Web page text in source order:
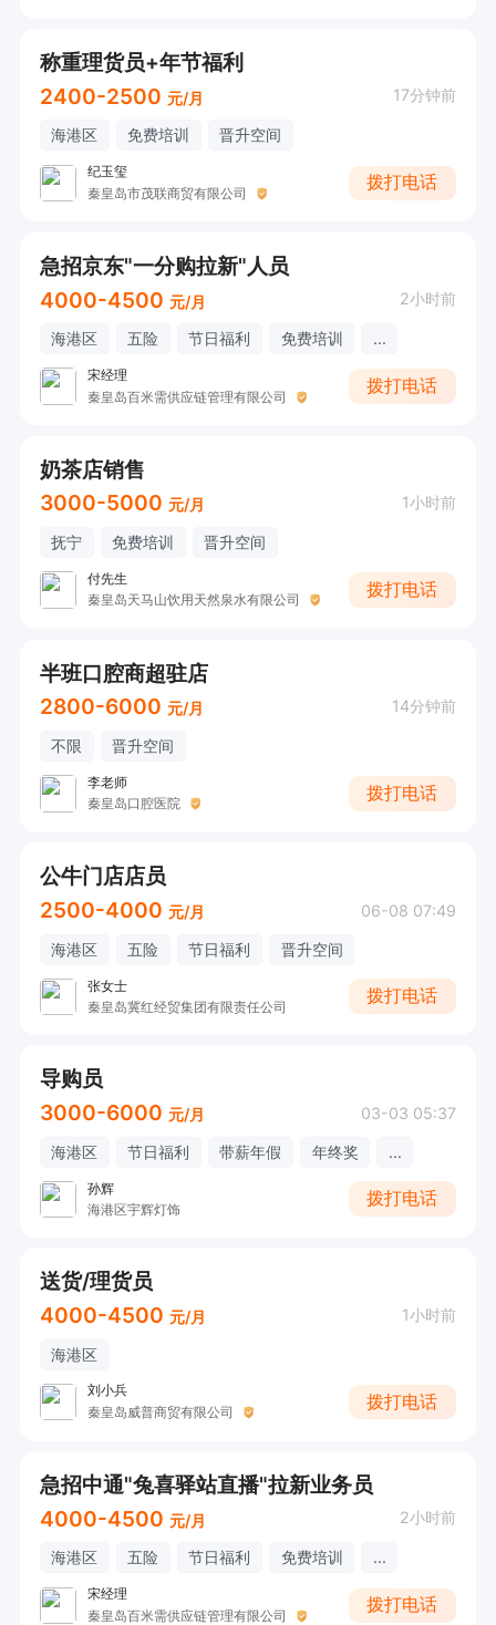
称重理货员+年节福利
2400-2500 元/月 17分钟前
海港区 免费培训 晋升空间
纪玉玺
秦皇岛市茂联商贸有限公司
拨打电话
急招京东"一分购拉新"人员
4000-4500 元/月 2小时前
海港区 五险 节日福利 免费培训 ...
宋经理
秦皇岛百米需供应链管理有限公司
拨打电话
奶茶店销售
3000-5000 元/月 1小时前
抚宁 免费培训 晋升空间
付先生
秦皇岛天马山饮用天然泉水有限公司
拨打电话
半班口腔商超驻店
2800-6000 元/月 14分钟前
不限 晋升空间
李老师
秦皇岛口腔医院
拨打电话
公牛门店店员
2500-4000 元/月 06-08 07:49
海港区 五险 节日福利 晋升空间
张女士
秦皇岛冀红经贸集团有限责任公司
拨打电话
导购员
3000-6000 元/月 03-03 05:37
海港区 节日福利 带薪年假 年终奖 ...
孙辉
海港区宇辉灯饰
拨打电话
送货/理货员
4000-4500 元/月 1小时前
海港区
刘小兵
秦皇岛威普商贸有限公司
拨打电话
急招中通"兔喜驿站直播"拉新业务员
4000-4500 元/月 2小时前
海港区 五险 节日福利 免费培训 ...
宋经理
秦皇岛百米需供应链管理有限公司
拨打电话